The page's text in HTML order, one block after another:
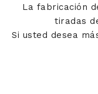
La fabricación
tiradas
Si usted desea